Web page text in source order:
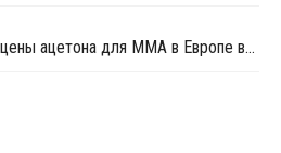
Мартовские контрактные цены ацетона для ММА в Европе выросли на фоне роста цен сырья